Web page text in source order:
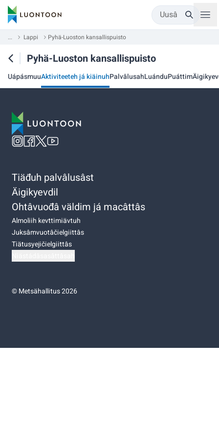
Uusâ
... Lappi Pyhä-Luoston kansallispuisto
Pyhä-Luoston kansallispuisto
UápásmuuAktiviteeteh já kiäinuhPalvâlusahLuánduPuáttim
Tiäđuh palvâlusâst
Äigikyevdil
Ohtâvuođâ väldim já macâttâs
Almoliih kevttimiävtuh
Juksâmvuotâčielgiittâs
Tiätusyejičielgiittâs
©Metsähallitus 2026